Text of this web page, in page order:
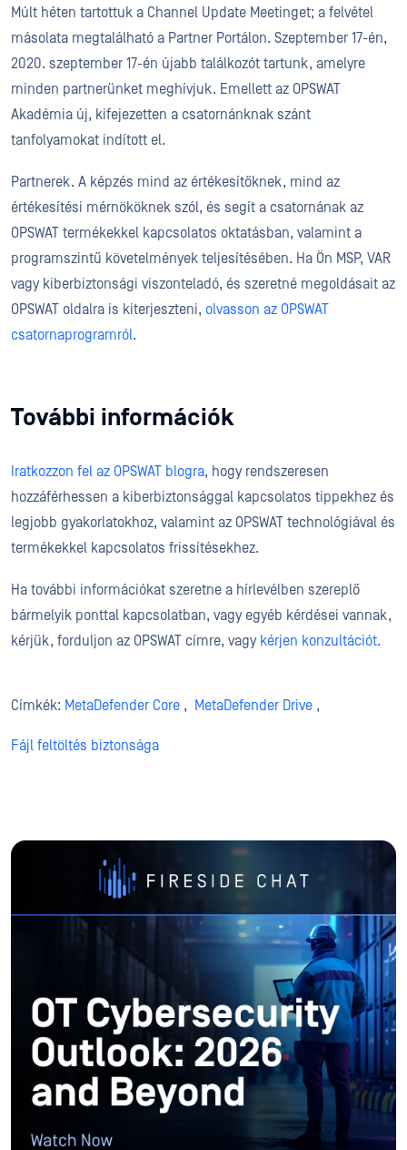
Múlt héten tartottuk a Channel Update Meetinget; a felvétel
másolata megtalálható a Partner Portálon. Szeptember 17-én,
2020. szeptember 17-én újabb találkozót tartunk, amelyre
minden partnerünket meghívjuk. Emellett az OPSWAT
Akadémia új, kifejezetten a csatornánknak szánt
tanfolyamokat indított el.
Partnerek. A képzés mind az értékesítőknek, mind az
értékesítési mérnököknek szól, és segít a csatornának az
OPSWAT termékekkel kapcsolatos oktatásban, valamint a
programszintű követelmények teljesítésében. Ha Ön MSP, VAR
vagy kiberbiztonsági viszonteladó, és szeretné megoldásait az
OPSWAT oldalra is kiterjeszteni, olvasson az OPSWAT
csatornaprogramról.
További információk
Iratkozzon fel az OPSWAT blogra, hogy rendszeresen
hozzáférhessen a kiberbiztonsággal kapcsolatos tippekhez és
legjobb gyakorlatokhoz, valamint az OPSWAT technológiával és
termékekkel kapcsolatos frissítésekhez.
Ha további információkat szeretne a hírlevélben szereplő
bármelyik ponttal kapcsolatban, vagy egyéb kérdései vannak,
kérjük, forduljon az OPSWAT címre, vagy kérjen konzultációt.
Címkék: MetaDefender Core , MetaDefender Drive ,
Fájl feltöltés biztonsága